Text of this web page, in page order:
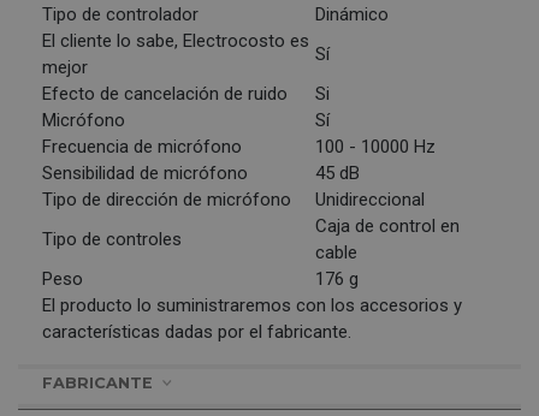
Tipo de controlador
Dinámico
El cliente lo sabe, Electrocosto es
mejor
Sí
Efecto de cancelación de ruido
Si
Micrófono
Sí
Frecuencia de micrófono
100 - 10000 Hz
Sensibilidad de micrófono
45 dB
Tipo de dirección de micrófono
Unidireccional
Tipo de controles
Caja de control en
cable
Peso
176 g
El producto lo suministraremos con los accesorios y
características dadas por el fabricante.
FABRICANTE